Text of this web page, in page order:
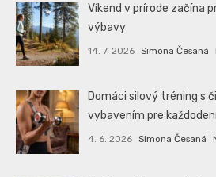
Víkend v prírode začína
výbavy
14. 7. 2026 Simona Česaná
Domáci silový tréning s
vybavením pre
4. 6. 2026 Simona Česaná